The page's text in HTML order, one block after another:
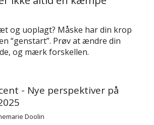
og uoplagt? Måske har din krop
“genstart”. Prøv at ændre din
og mærk forskellen.
- Nye perspektiver på
Doolin